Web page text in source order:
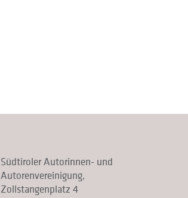
Südtiroler Autorinnen- und
Autorenvereinigung,
Zollstangenplatz 4